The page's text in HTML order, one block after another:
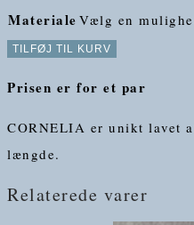
Materiale Vælg en
TILFØJ TIL KURV
Prisen er for et par
CORNELIA er unikt lavet
længde.
Relaterede varer